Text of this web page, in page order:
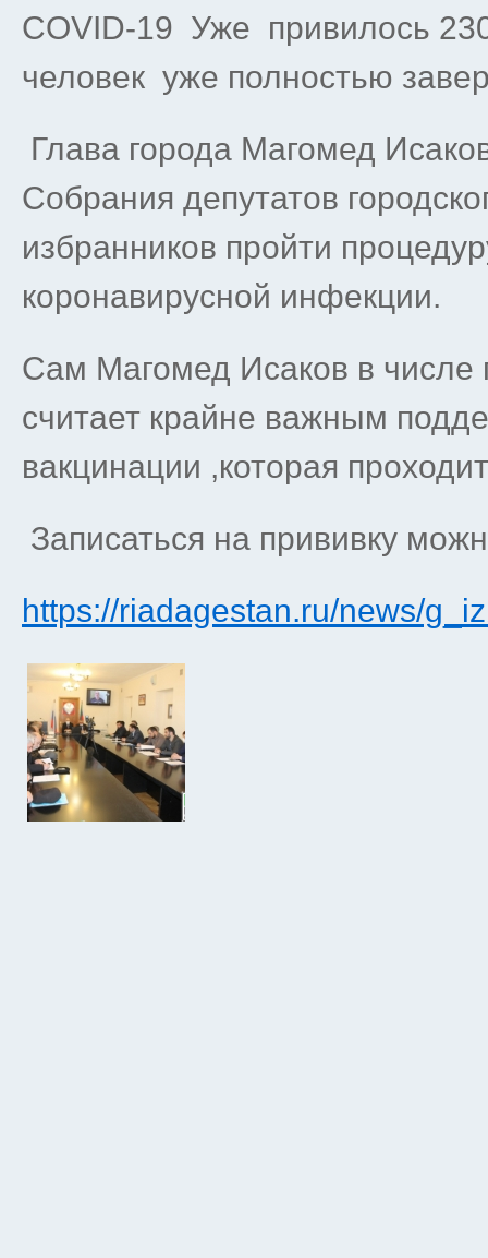
COVID-19 Уже привилось
человек уже полностью
Глава города Магомед
Собрания депутатов
избранников пройти
коронавирусной инфекции.
Сам Магомед Исаков в числе
считает крайне важным
вакцинации ,которая
Записаться на прививку
https://riadagestan.ru/news/